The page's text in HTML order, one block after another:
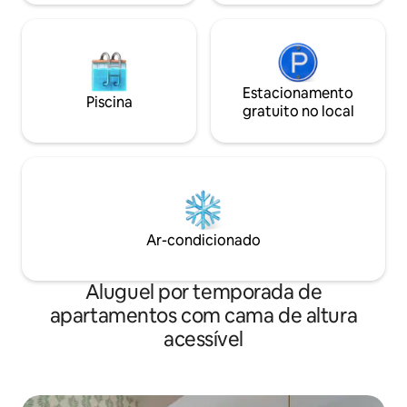
Piscina
Estacionamento
gratuito no local
Ar-condicionado
Aluguel por temporada de
apartamentos com cama de altura
acessível